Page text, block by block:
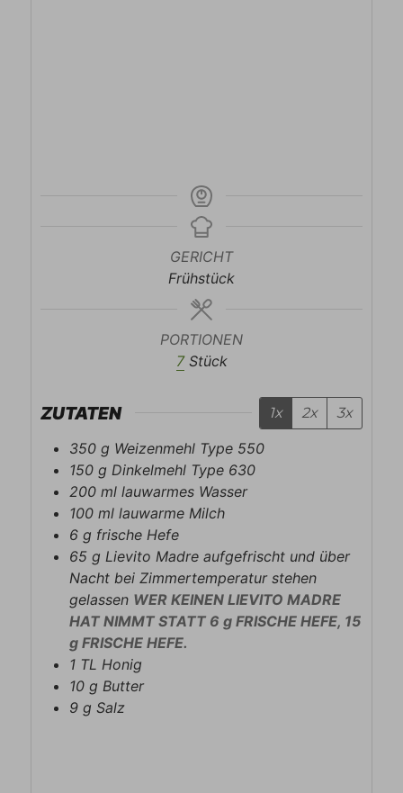
GERICHT
Frühstück
PORTIONEN
7 Stück
ZUTATEN 1x 2x 3x
350 g Weizenmehl Type 550
150 g Dinkelmehl Type 630
200 ml lauwarmes Wasser
100 ml lauwarme Milch
6 g frische Hefe
65 g Lievito Madre aufgefrischt und über
Nacht bei Zimmertemperatur stehen
gelassen WER KEINEN LIEVITO MADRE
HAT NIMMT STATT 6 g FRISCHE HEFE, 15
g FRISCHE HEFE.
1 TL Honig
10 g Butter
9 g Salz